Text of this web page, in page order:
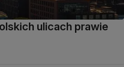
ulicach prawie